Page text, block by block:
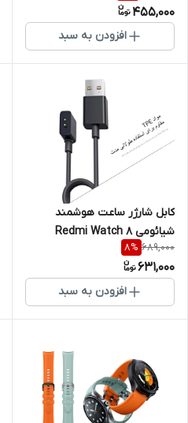
455,000
افزودن به سبد
کابل شارژر ساعت هوشمند
شیائومی Redmi Watch 8
689,000
8%
631,000
افزودن به سبد